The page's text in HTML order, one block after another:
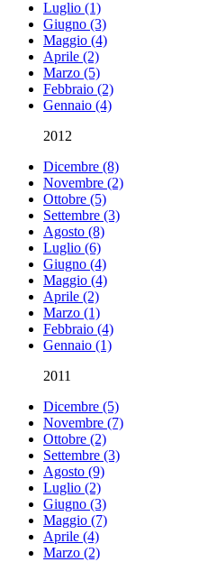
Luglio (1)
Giugno (3)
Maggio (4)
Aprile (2)
Marzo (5)
Febbraio (2)
Gennaio (4)
2012
Dicembre (8)
Novembre (2)
Ottobre (5)
Settembre (3)
Agosto (8)
Luglio (6)
Giugno (4)
Maggio (4)
Aprile (2)
Marzo (1)
Febbraio (4)
Gennaio (1)
2011
Dicembre (5)
Novembre (7)
Ottobre (2)
Settembre (3)
Agosto (9)
Luglio (2)
Giugno (3)
Maggio (7)
Aprile (4)
Marzo (2)